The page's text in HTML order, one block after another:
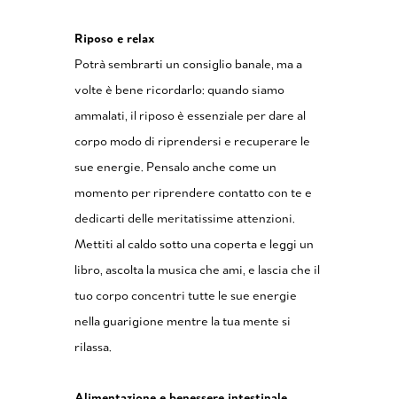
Riposo e relax
Potrà sembrarti un consiglio banale, ma a
volte è bene ricordarlo: quando siamo
ammalati, il riposo è essenziale per dare al
corpo modo di riprendersi e recuperare le
sue energie. Pensalo anche come un
momento per riprendere contatto con te e
dedicarti delle meritatissime attenzioni.
Mettiti al caldo sotto una coperta e leggi un
libro, ascolta la musica che ami, e lascia che il
tuo corpo concentri tutte le sue energie
nella guarigione mentre la tua mente si
rilassa.